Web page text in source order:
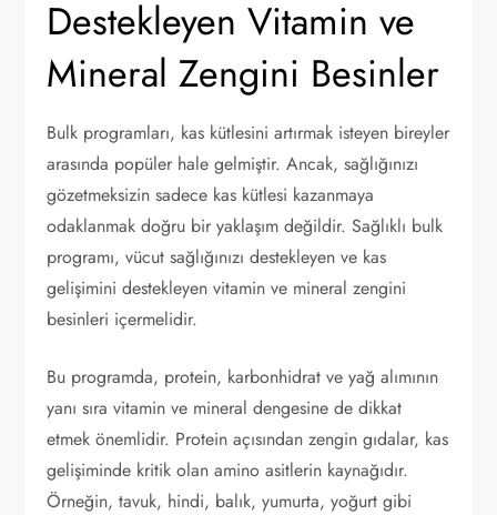
Destekleyen Vitamin ve
Mineral Zengini Besinler
Bulk programları, kas kütlesini artırmak isteyen bireyler
arasında popüler hale gelmiştir. Ancak, sağlığınızı
gözetmeksizin sadece kas kütlesi kazanmaya
odaklanmak doğru bir yaklaşım değildir. Sağlıklı bulk
programı, vücut sağlığınızı destekleyen ve kas
gelişimini destekleyen vitamin ve mineral zengini
besinleri içermelidir.
Bu programda, protein, karbonhidrat ve yağ alımının
yanı sıra vitamin ve mineral dengesine de dikkat
etmek önemlidir. Protein açısından zengin gıdalar, kas
gelişiminde kritik olan amino asitlerin kaynağıdır.
Örneğin, tavuk, hindi, balık, yumurta, yoğurt gibi